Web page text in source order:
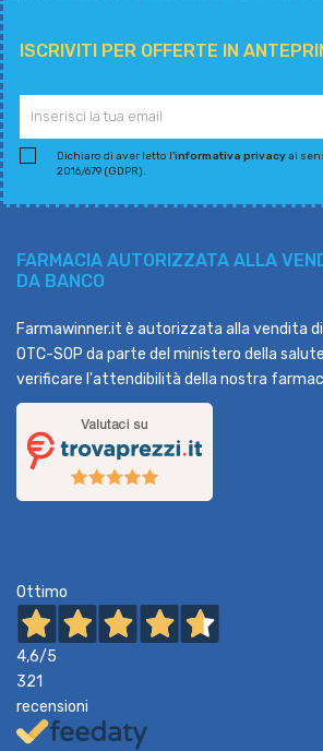
ISCRIVITI PER OFFERTE IN
Dichiaro di aver letto l'informativa privacyai
2016/679 (GDPR).
FARMACIA AUTORIZZATA ALLA
DA BANCO
Farmawinner.it è autorizzata alla vendita
OTC-SOP da parte del ministero della
verificare l'attendibilità della nostra
Ottimo
4,6/5
321
recensioni